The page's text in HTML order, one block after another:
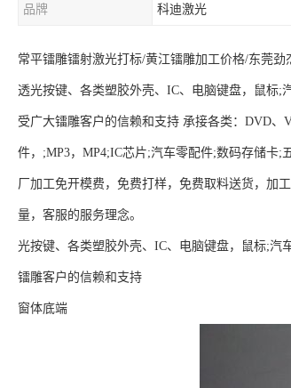
品牌 科迪激光
常平镭雕镭射激光打标/黄江镭雕加工价格/东莞劲
透光按键、各类塑胶外壳、IC、电脑键盘，鼠标;
受广大镭雕客户的信赖和支持 承接各类：DVD
件，;MP3，MP4;IC芯片;汽车零配件;数码存储卡
厂加工免开模费，免费打样，免费取料送货，加
量，客服的服务理念。
光按键、各类塑胶外壳、IC、电脑键盘，鼠标;汽
镭雕客户的信赖和支持
窗体底端